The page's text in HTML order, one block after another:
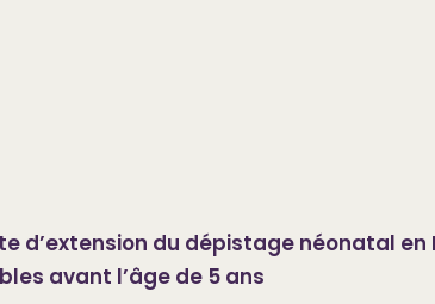
d’extension du dépistage néonatal
avant l’âge de 5 ans